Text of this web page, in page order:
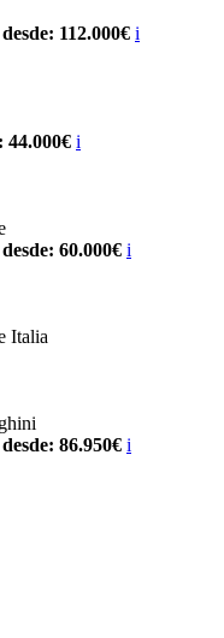
112.000€ i
44.000€ i
60.000€ i
Italia
86.950€ i